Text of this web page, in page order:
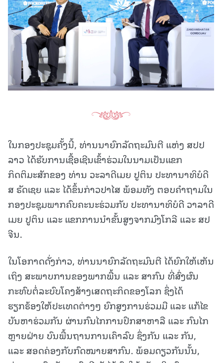
ໃນກອງປະຊຸມຄັ້ງນີ້, ທ່ານນາຍົກລັດຖະມົນຕີ ແຫ່ງ ສປປ
ລາວ ໄດ້ຮັບການເຊື້ອເຊີນເຂົ້າຮ່ວມໃນນາມເປັນແຂກ
ກິດຕິມະສັກຂອງ ທ່ານ ວະລາດີເມຍ ປູຕິນ ປະທານາທິບໍດີ
ສ ຣັດເຊຍ ແລະ ໄດ້ຂຶ້ນກ່າວປາໄສ ພ້ອມທັງ ຕອບຄໍາຖາມໃນ
ກອງປະຊຸມພາກຄົບຄະນະຮ່ວມກັບ ປະທານາທິບໍດີ ວາລາດີ
ເມຍ ປູຕິນ ແລະ ແຂກການນຳຂັ້ນສູງຈາກມົງໂກລີ ແລະ ສປ
ຈີນ.
ໃນໂອກາດດັ່ງກ່າວ, ທ່ານນາຍົກລັດຖະມົນຕີ ໄດ້ຍົກໃຫ້ເຫັນ
ເຖິງ ສະພາບການຂອງພາກພື້ນ ແລະ ສາກົນ ທີ່ສົ່ງຜົນ
ກະທົບຕໍ່ລະບົບໂຄງສ້າງເສດຖະກິດຂອງໂລກ ຊຶ່ງໄດ້
ຮຽກຮ້ອງໃຫ້ປະເທດຕ່າງໆ ຍົກສູງການຮ່ວມມື ແລະ ແກ້ໄຂ
ບັນຫາຮ່ວມກັນ ຜ່ານກົນໄກການປຶກສາຫາລື ແລະ ກົນໄກ
ຫຼາຍຝ່າຍ ບົນພື້ນຖານການເຄົາລົບ ຊຶ່ງກັນ ແລະ ກັນ,
ແລະ ສອດຄ່ອງກັບກົດໝາຍສາກົນ. ພ້ອມດຽວກັນນັ້ນ,